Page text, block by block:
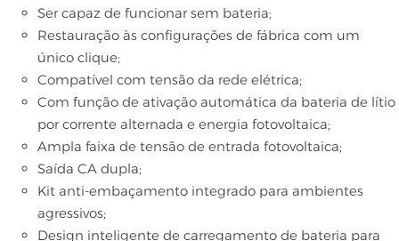
Ser capaz de funcionar sem bateria;
Restauração às configurações de fábrica com um
único clique;
Compatível com tensão da rede elétrica;
Com função de ativação automática da bateria de lítio
por corrente alternada e energia fotovoltaica;
Ampla faixa de tensão de entrada fotovoltaica;
Saída CA dupla;
Kit anti-embaçamento integrado para ambientes
agressivos;
Design inteligente de carregamento de bateria para